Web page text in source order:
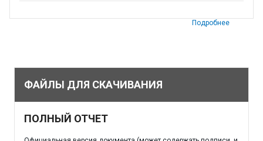
Подробнее
ФАЙЛЫ ДЛЯ СКАЧИВАНИЯ
ПОЛНЫЙ ОТЧЕТ